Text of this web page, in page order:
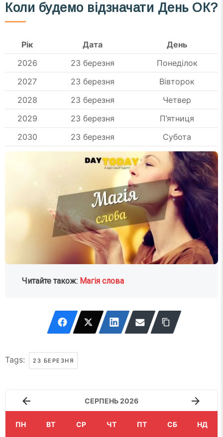
Коли будемо відзначати День ОК?
Рік Дата
День
2026
23 березня
Понеділок
2027
23 березня
Вівторок
2028
23 березня
Четвер
2029
23 березня
П’ятниця
2030
23 березня Субота
Читайте також: Магія слова
Tags: 23 БЕРЕЗНЯ
СЕРПЕНЬ 2026
ПН ВТ СР ЧТ ПТ СБ НД